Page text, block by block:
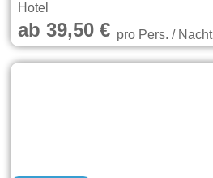
Hotel
ab 39,50 €pro Pers. / Nacht